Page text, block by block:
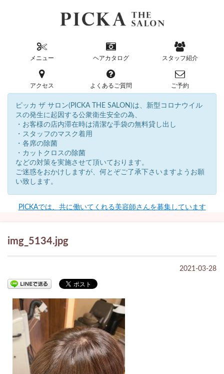
メニュー ヘアカタログ スタッフ紹介
アクセス よくあるご質問 ご予約
ピッカ ザ サロン(PICKA THE SALON)は、新型コロナウイル
スの発生に起因する公衆衛生安全の為、
・お客様の店内滞在時は清潔な手袋の無料貸し出し
・スタッフのマスク着用
・各席の除菌
・カットクロスの除菌
などの対策を実施させて頂いております。
ご迷惑をおかけしますが、何とぞご了承下さいますようお願
い致します。
PICKAでは、共に働いてくれる美容師さんを募集しています
img_5134.jpg
2021-03-28